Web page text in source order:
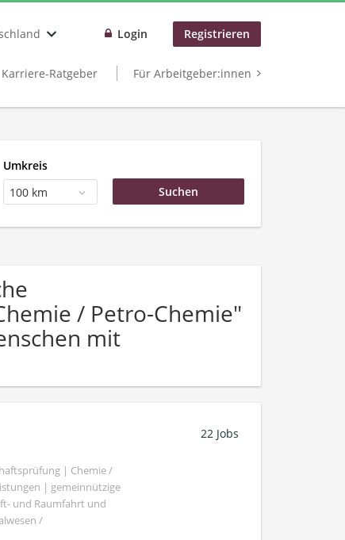
Login Registrieren
Karriere-Ratgeber Für Arbeitgeber:innen
Umkreis
100 km
/ Petro-Chemie"
mit
| Chemie /
| gemeinnützige
und Raumfahrt und
/
22 Jobs